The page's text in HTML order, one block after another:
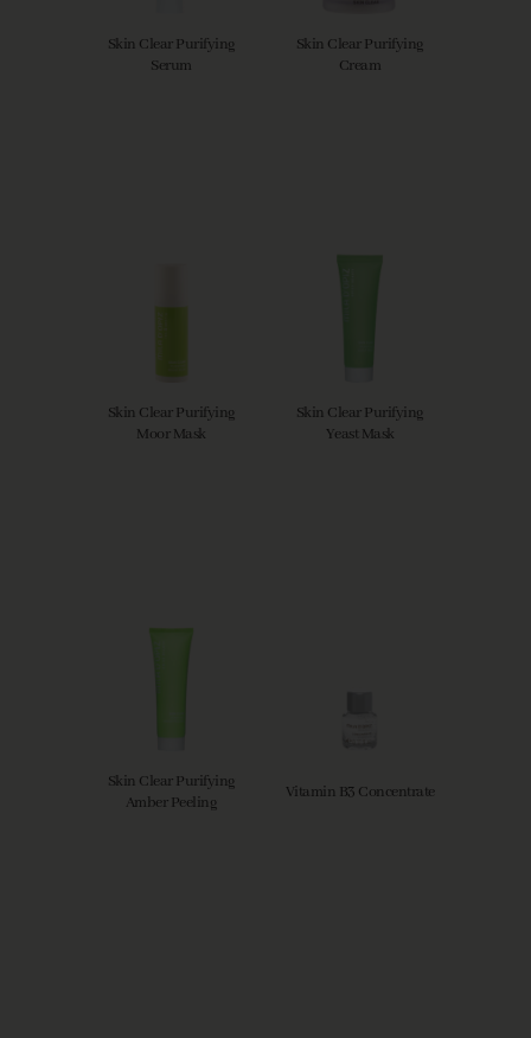
Skin Clear Purifying
Serum
Skin Clear Purifying
Cream
Skin Clear Purifying
Moor Mask
Skin Clear Purifying
Yeast Mask
Skin Clear Purifying
Amber Peeling
Vitamin B3 Concentrate